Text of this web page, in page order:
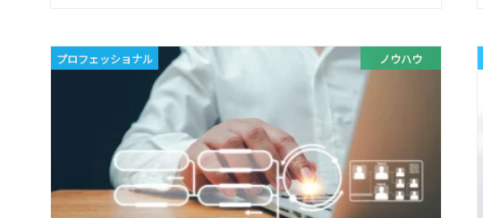
ノウハウ
プロフェッショナル